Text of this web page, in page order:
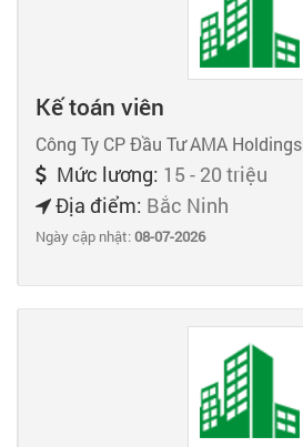
Kế toán viên
Công Ty CP Đầu Tư AMA Holdings
Mức lương: 15 - 20 triệu
Địa điểm: Bắc Ninh
Ngày cập nhật:08-07-2026